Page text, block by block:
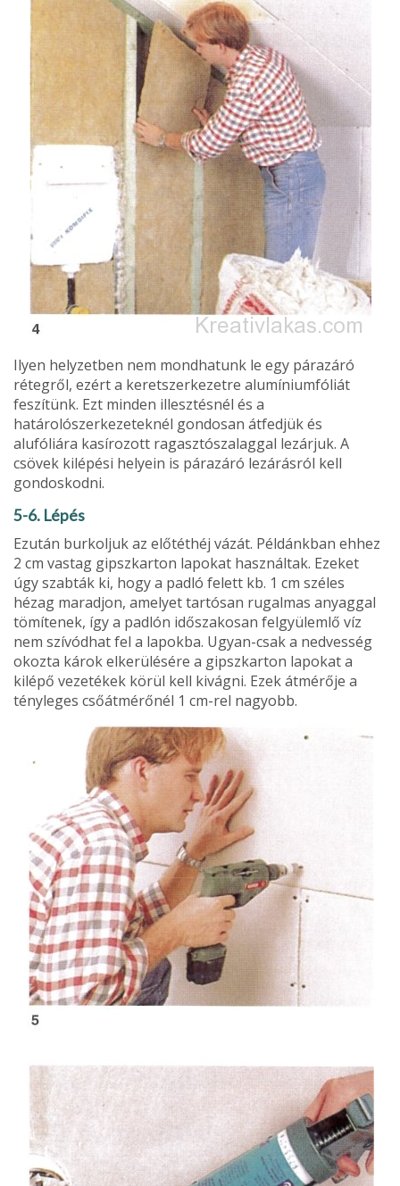
Ilyen helyzetben nem mondhatunk le egy párazáró
rétegről, ezért a keretszerkezetre alumíniumfóliát
feszítünk. Ezt minden illesztésnél és a
határolószerkezeteknél gondosan átfedjük és
alufóliára kasírozott ragasztószalaggal lezárjuk. A
csövek kilépési helyein is párazáró lezárásról kell
gondoskodni.
5-6. Lépés
Ezután burkoljuk az előtéthéj vázát. Példánkban ehhez
2 cm vastag gipszkarton lapokat használtak. Ezeket
úgy szabták ki, hogy a padló felett kb. 1 cm széles
hézag maradjon, amelyet tartósan rugalmas anyaggal
tömítenek, így a padlón időszakosan felgyülemlő víz
nem szívódhat fel a lapokba. Ugyan-csak a nedvesség
okozta károk elkerülésére a gipszkarton lapokat a
kilépő vezetékek körül kell kivágni. Ezek átmérője a
tényleges csőátmérőnél 1 cm-rel nagyobb.